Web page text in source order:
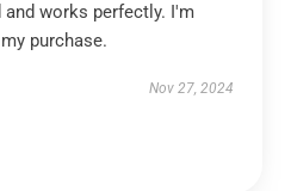
works perfectly. I'm
purchase.
Nov 27, 2024